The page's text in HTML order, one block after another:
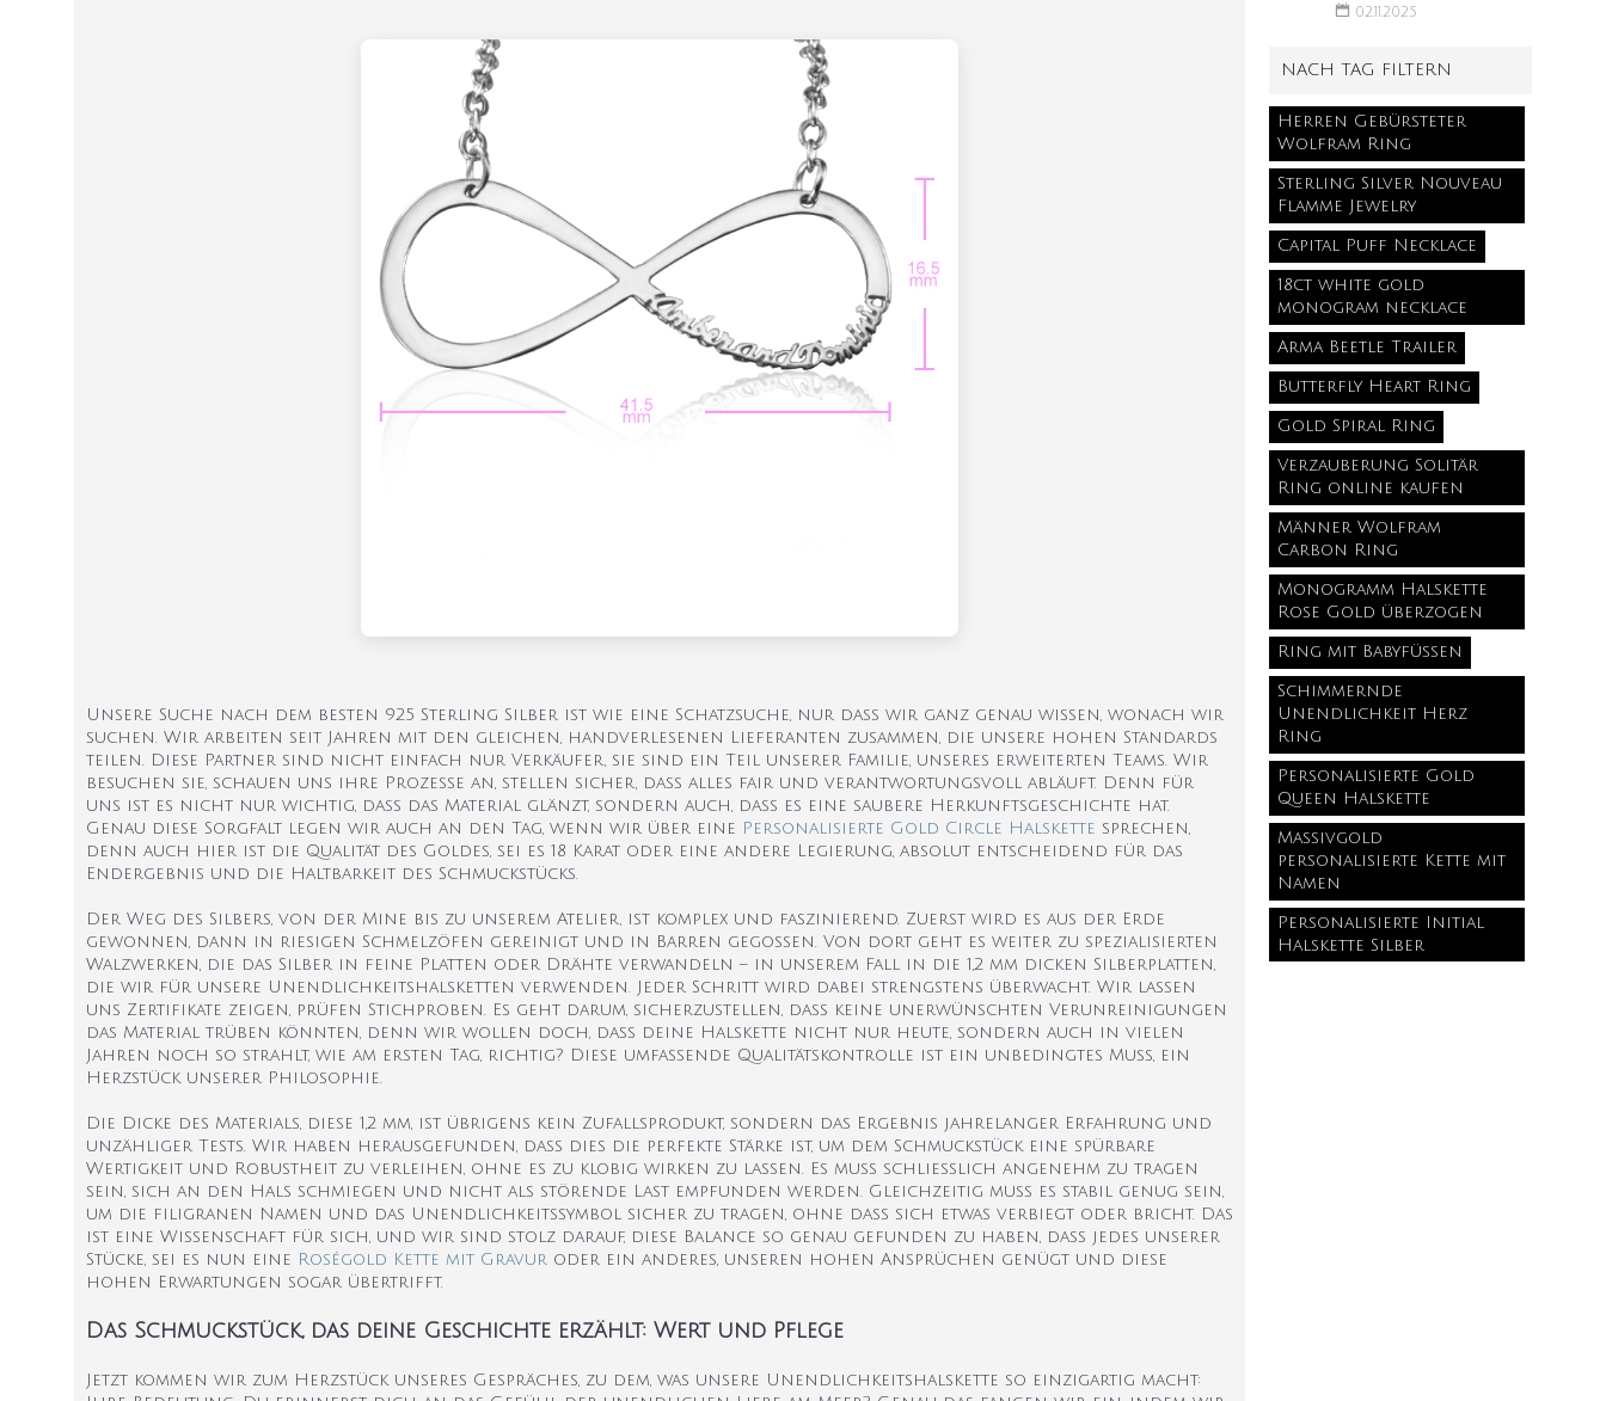
02.11.2025
NACH TAG FILTERN
Herren Gebürsteter
Wolfram Ring
Sterling Silver Nouveau
Flamme Jewelry
Capital Puff Necklace
18ct white gold
monogram necklace
Arma Beetle Trailer
Butterfly Heart Ring
Gold Spiral Ring
Verzauberung Solitär
Ring online kaufen
Männer Wolfram
Carbon Ring
Monogramm Halskette
Rose Gold überzogen
Ring mit Babyfüßen
Schimmernde
Unendlichkeit Herz
Ring
Personalisierte Gold
Queen Halskette
Massivgold
personalisierte Kette mit
Namen
Personalisierte Initial
Halskette Silber
Unsere Suche nach dem besten 925 Sterling Silber ist wie eine Schatzsuche, nur dass wir ganz genau wissen, wonach wir
suchen. Wir arbeiten seit Jahren mit den gleichen, handverlesenen Lieferanten zusammen, die unsere hohen Standards
teilen. Diese Partner sind nicht einfach nur Verkäufer, sie sind ein Teil unserer Familie, unseres erweiterten Teams. Wir
besuchen sie, schauen uns ihre Prozesse an, stellen sicher, dass alles fair und verantwortungsvoll abläuft. Denn für
uns ist es nicht nur wichtig, dass das Material glänzt, sondern auch, dass es eine saubere Herkunftsgeschichte hat.
Genau diese Sorgfalt legen wir auch an den Tag, wenn wir über eine Personalisierte Gold Circle Halskette sprechen,
denn auch hier ist die Qualität des Goldes, sei es 18 Karat oder eine andere Legierung, absolut entscheidend für das
Endergebnis und die Haltbarkeit des Schmuckstücks.
Der Weg des Silbers, von der Mine bis zu unserem Atelier, ist komplex und faszinierend. Zuerst wird es aus der Erde
gewonnen, dann in riesigen Schmelzöfen gereinigt und in Barren gegossen. Von dort geht es weiter zu spezialisierten
Walzwerken, die das Silber in feine Platten oder Drähte verwandeln – in unserem Fall in die 1,2 mm dicken Silberplatten,
die wir für unsere Unendlichkeitshalsketten verwenden. Jeder Schritt wird dabei strengstens überwacht. Wir lassen
uns Zertifikate zeigen, prüfen Stichproben. Es geht darum, sicherzustellen, dass keine unerwünschten Verunreinigungen
das Material trüben könnten, denn wir wollen doch, dass deine Halskette nicht nur heute, sondern auch in vielen
Jahren noch so strahlt, wie am ersten Tag, richtig? Diese umfassende Qualitätskontrolle ist ein unbedingtes Muss, ein
Herzstück unserer Philosophie.
Die Dicke des Materials, diese 1,2 mm, ist übrigens kein Zufallsprodukt, sondern das Ergebnis jahrelanger Erfahrung und
unzähliger Tests. Wir haben herausgefunden, dass dies die perfekte Stärke ist, um dem Schmuckstück eine spürbare
Wertigkeit und Robustheit zu verleihen, ohne es zu klobig wirken zu lassen. Es muss schließlich angenehm zu tragen
sein, sich an den Hals schmiegen und nicht als störende Last empfunden werden. Gleichzeitig muss es stabil genug sein,
um die filigranen Namen und das Unendlichkeitssymbol sicher zu tragen, ohne dass sich etwas verbiegt oder bricht. Das
ist eine Wissenschaft für sich, und wir sind stolz darauf, diese Balance so genau gefunden zu haben, dass jedes unserer
Stücke, sei es nun eine Roségold Kette mit Gravur oder ein anderes, unseren hohen Ansprüchen genügt und diese
hohen Erwartungen sogar übertrifft.
Das Schmuckstück, das deine Geschichte erzählt: Wert und Pflege
Jetzt kommen wir zum Herzstück unseres Gespräches, zu dem, was unsere Unendlichkeitshalskette so einzigartig macht: